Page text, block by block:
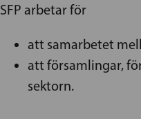
SFP arbetar för
att samarbetet
att församlingar,
sektorn.